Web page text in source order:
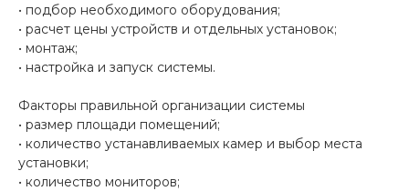
• подбор необходимого оборудования;
• расчет цены устройств и отдельных установок;
• монтаж;
• настройка и запуск системы.
Факторы правильной организации системы
• размер площади помещений;
• количество устанавливаемых камер и выбор места
установки;
• количество мониторов;